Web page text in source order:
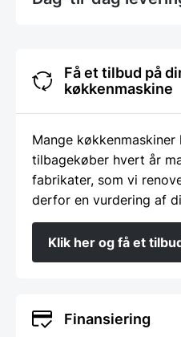
Få et tilbud på
køkkenmaskine
Mange
tilbagekøber hvert år
fabrikater, som vi
derfor en vurdering af
Klik her og få et
Finansiering